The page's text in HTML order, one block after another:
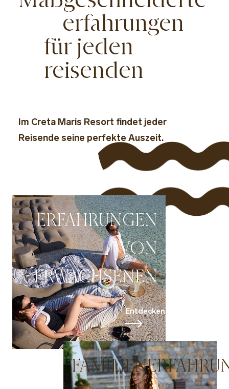
erfahrungen
für jeden
reisenden
Im Creta Maris Resort findet jeder
Reisende seine perfekte Auszeit.
ERFAHRUNGEN
VON
ERWACHSENEN
Entdecken